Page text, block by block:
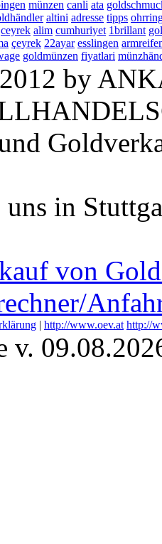
münzen canli ata
altini adresse tipps
ceyrek alim cumhuriyet 1brillant
çeyrek 22ayar esslingen
goldmünzen fiyatlari
by
uns in
von
| http://www.oev.at http://
v.